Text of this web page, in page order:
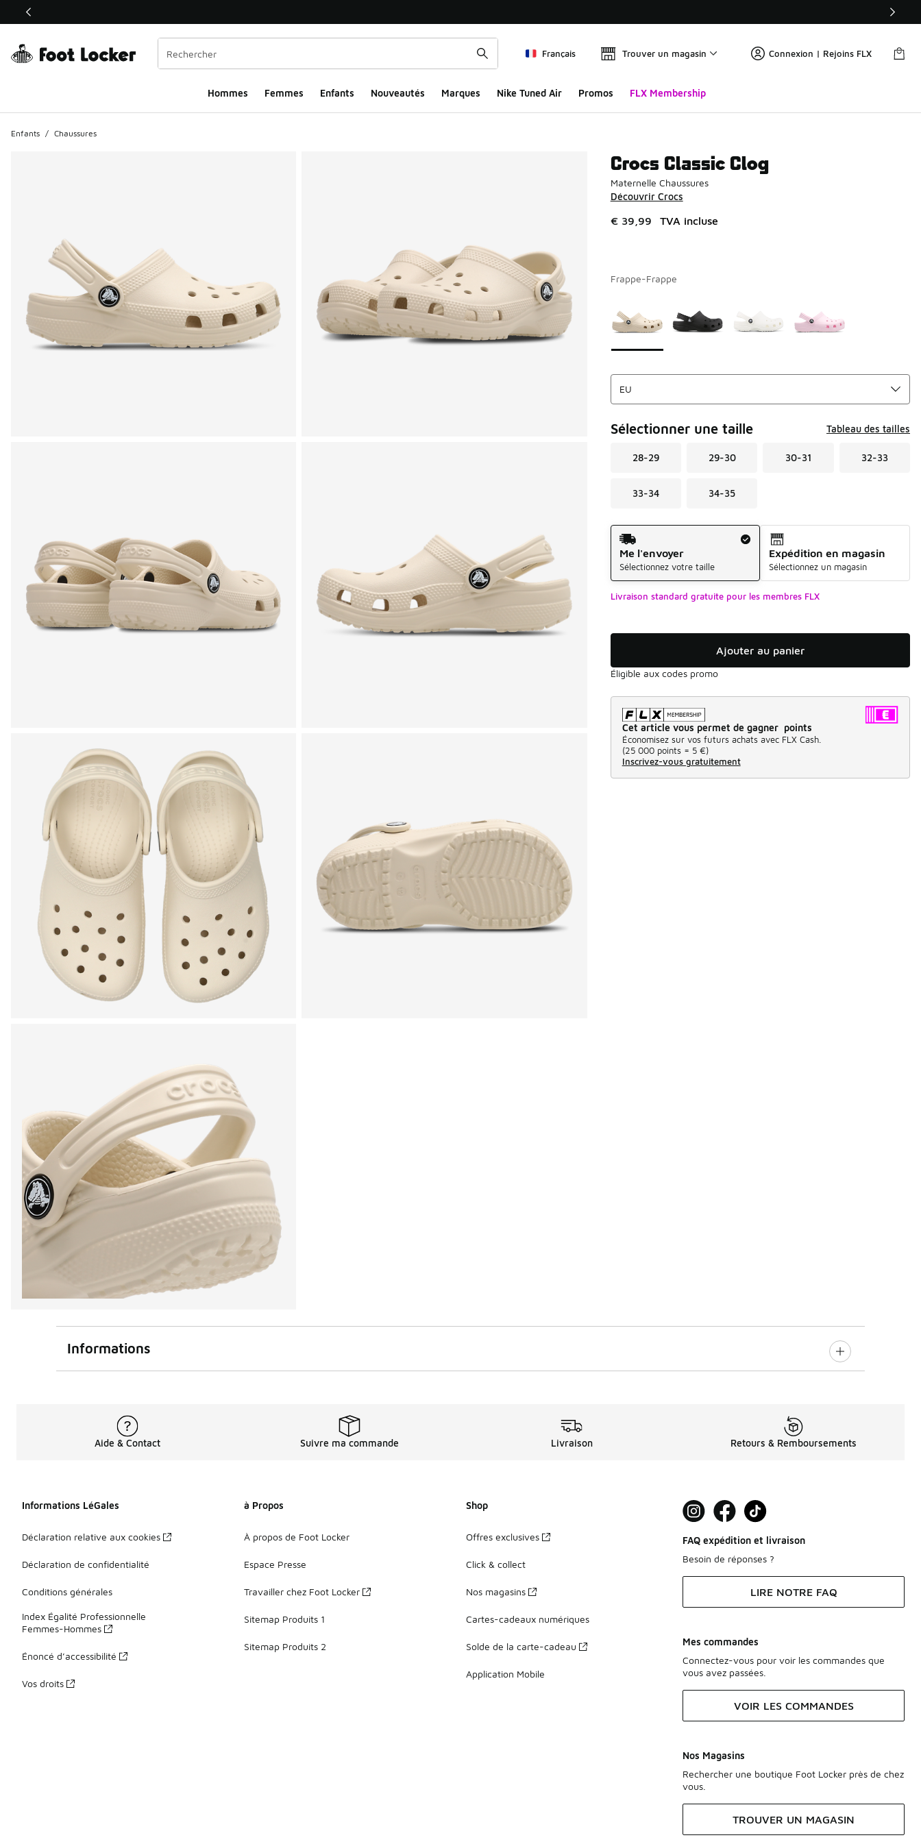
Ce lien ouvrira une nouvelle fenêtre
Français Trouver un magasin Connexion | Rejoins FLX
Hommes​ Femmes Enfants Nouveautés Marques Nike Tuned Air Promos FLX Membership
Enfants / Chaussures
Crocs Classic Clog
Maternelle Chaussures
Découvrir Crocs
€ 39,99 TVA incluse
Frappe-Frappe
Sélectionner une taille Tableau des tailles
28-29 29-30 30-31 32-33
33-34 34-35
Mode d'expédition
Me l'envoyer
Sélectionnez votre taille
Expédition en magasin
Sélectionnez un magasin
Livraison standard gratuite pour les membres FLX
Ajouter au panier
Éligible aux codes promo
Cet article vous permet de gagner points
Économisez sur vos futurs achats avec FLX Cash.
(25 000 points = 5 €)
Inscrivez-vous gratuitement
Informations
Aide & Contact Suivre ma commande Livraison Retours & Remboursements
Informations LéGales
Déclaration relative aux cookies
Déclaration de confidentialité
Conditions générales
Index Égalité Professionnelle
Femmes-Hommes
Énoncé d’accessibilité
Vos droits
à Propos
À propos de Foot Locker
Espace Presse
Travailler chez Foot Locker
Sitemap Produits 1
Sitemap Produits 2
Shop
Offres exclusives
Click & collect
Nos magasins
Cartes-cadeaux numériques
Solde de la carte-cadeau
Application Mobile
FAQ expédition et livraison
Besoin de réponses ?
LIRE NOTRE FAQ
Mes commandes
Connectez-vous pour voir les commandes que
vous avez passées.
VOIR LES COMMANDES
Nos Magasins
Rechercher une boutique Foot Locker près de chez
vous.
TROUVER UN MAGASIN